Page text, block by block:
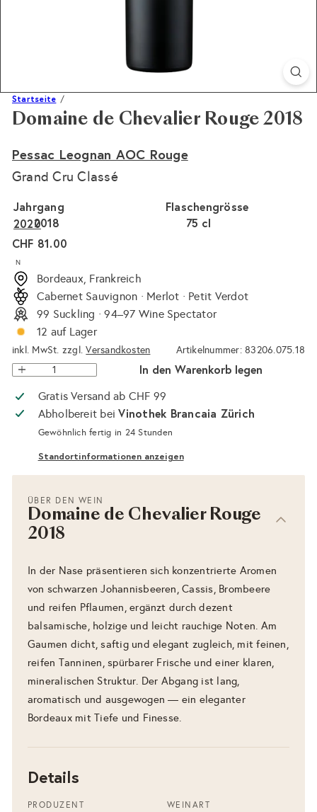
Startseite
Domaine de Chevalier Rouge 2018
Pessac Leognan AOC Rouge
Grand Cru Classé
Flaschengrösse
75 cl
Jahrgang
2018
2020
Normaler
Preis
CHF 81.00
N
Bordeaux, Frankreich
Cabernet Sauvignon · Merlot · Petit Verdot
99 Suckling · 94–97 Wine Spectator
12 auf Lager
inkl. MwSt. zzgl.Versandkosten Artikelnummer: 83206.075.18
In den Warenkorb legen
Gratis Versand ab CHF 99
Abholbereit beiVinothek Brancaia Zürich
Gewöhnlich fertig in 24 Stunden
Standortinformationen anzeigen
ÜBER DEN WEIN
Domaine de Chevalier Rouge
2018
In der Nase präsentieren sich konzentrierte Aromen
von schwarzen Johannisbeeren, Cassis, Brombeere
und reifen Pflaumen, ergänzt durch dezent
balsamische, holzige und leicht rauchige Noten. Am
Gaumen dicht, saftig und elegant zugleich, mit feinen,
reifen Tanninen, spürbarer Frische und einer klaren,
mineralischen Struktur. Der Abgang ist lang,
aromatisch und ausgewogen — ein eleganter
Bordeaux mit Tiefe und Finesse.
Details
PRODUZENT WEINART